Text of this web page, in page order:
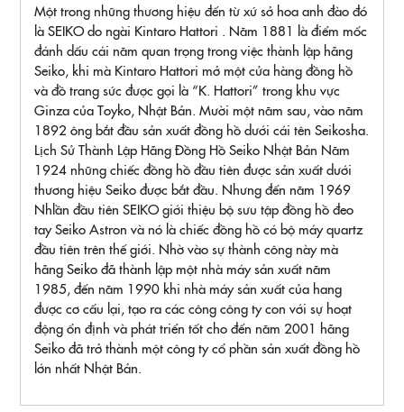
Một trong những thương hiệu đến từ xứ sở hoa anh đào đó
là SEIKO do ngài Kintaro Hattori . Năm 1881 là điểm mốc
đánh dấu cái năm quan trọng trong việc thành lập hãng
Seiko, khi mà Kintaro Hattori mở một cửa hàng đồng hồ
và đồ trang sức được gọi là “K. Hattori” trong khu vực
Ginza của Toyko, Nhật Bản. Mười một năm sau, vào năm
1892 ông bắt đầu sản xuất đồng hồ dưới cái tên Seikosha.
Lịch Sử Thành Lập Hãng Đồng Hồ Seiko Nhật Bản Năm
1924 những chiếc đồng hồ đầu tiên được sản xuất dưới
thương hiệu Seiko được bắt đầu. Nhưng đến năm 1969
Nhlần đầu tiên SEIKO giới thiệu bộ sưu tập đồng hồ đeo
tay Seiko Astron và nó là chiếc đồng hồ có bộ máy quartz
đầu tiên trên thế giới. Nhờ vào sự thành công này mà
hãng Seiko đã thành lập một nhà máy sản xuất năm
1985, đến năm 1990 khi nhà máy sản xuất của hang
được cơ cấu lại, tạo ra các công công ty con với sự hoạt
động ổn định và phát triển tốt cho đến năm 2001 hãng
Seiko đã trở thành một công ty cổ phần sản xuất đồng hồ
lớn nhất Nhật Bản.